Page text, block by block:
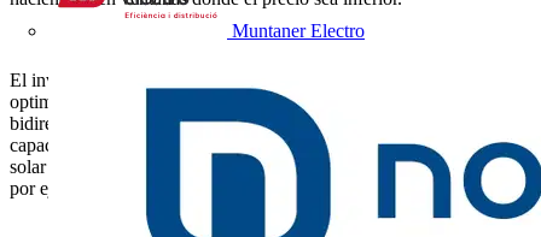
Muntaner Electro
El inversor híbrido representa, por tanto, un paso adelante hacia la
optimización de una instalación solar al ofrecer una conversión
bidireccional DC/CA y CA/DC. También cabe destacar su
capacidad de regulación, que permite aprovechar al máximo la luz
solar que incide sobre los paneles a partir de unos niveles muy bajos,
por ejemplo en las primeras y las últimas horas del día.